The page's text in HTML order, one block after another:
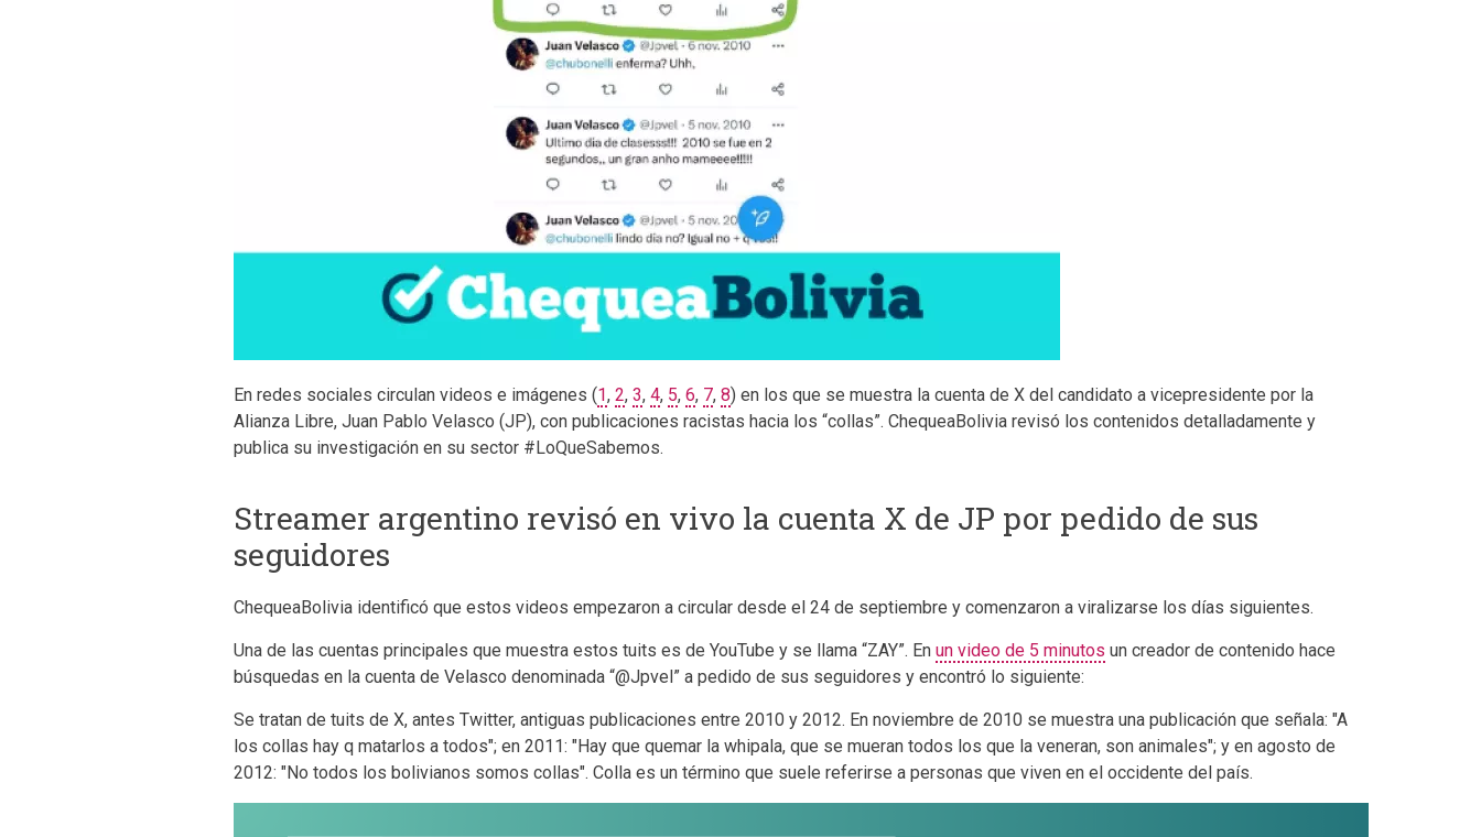
En redes sociales circulan videos e imágenes (1, 2, 3, 4, 5, 6, 7, 8) en los que se muestra la cuenta de X del candidato a vicepresidente por la
Alianza Libre, Juan Pablo Velasco (JP), con publicaciones racistas hacia los “collas”. ChequeaBolivia revisó los contenidos detalladamente y
publica su investigación en su sector #LoQueSabemos.
Streamer argentino revisó en vivo la cuenta X de JP por pedido de sus
seguidores
ChequeaBolivia identificó que estos videos empezaron a circular desde el 24 de septiembre y comenzaron a viralizarse los días siguientes.
Una de las cuentas principales que muestra estos tuits es de YouTube y se llama “ZAY”. En un video de 5 minutos un creador de contenido hace
búsquedas en la cuenta de Velasco denominada “@Jpvel” a pedido de sus seguidores y encontró lo siguiente:
Se tratan de tuits de X, antes Twitter, antiguas publicaciones entre 2010 y 2012. En noviembre de 2010 se muestra una publicación que señala: "A
los collas hay q matarlos a todos"; en 2011: "Hay que quemar la whipala, que se mueran todos los que la veneran, son animales"; y en agosto de
2012: "No todos los bolivianos somos collas". Colla es un término que suele referirse a personas que viven en el occidente del país.